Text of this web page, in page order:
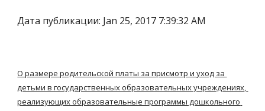
Дата публикации: Jan 25, 2017 7:39:32 AM
О размере родительской платы за присмотр и уход за
детьми в государственных образовательных учреждениях,
реализующих образовательные программы дошкольного